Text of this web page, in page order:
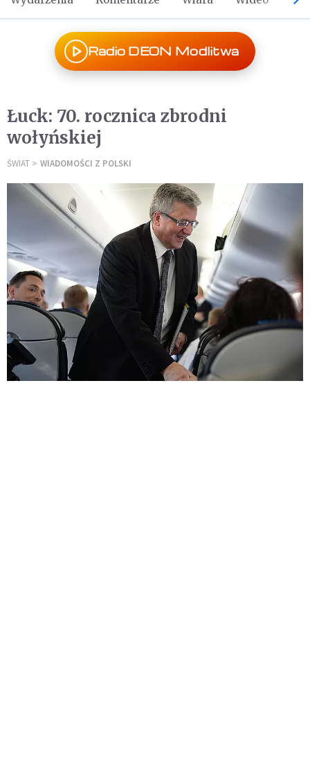
Radio DEON Modlitwa
Łuck: 70. rocznica zbrodni
wołyńskiej
ŚWIAT WIADOMOŚCI Z POLSKI